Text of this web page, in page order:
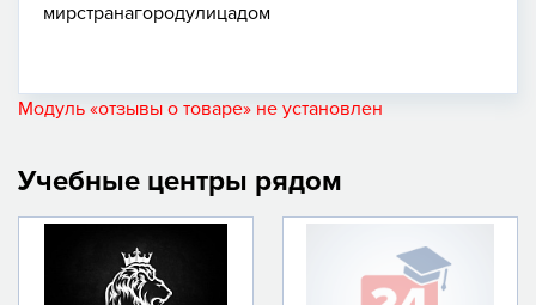
мирстранагородулицадом
Модуль «отзывы о товаре» не установлен
Учебные центры рядом